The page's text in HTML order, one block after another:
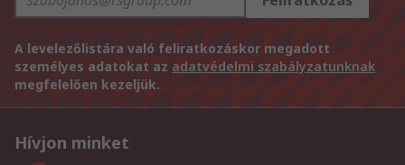
A levelezőlistára való feliratkozáskor megadott
személyes adatokat az adatvédelmi szabályzatunknak
megfelelően kezeljük.
Hívjon minket